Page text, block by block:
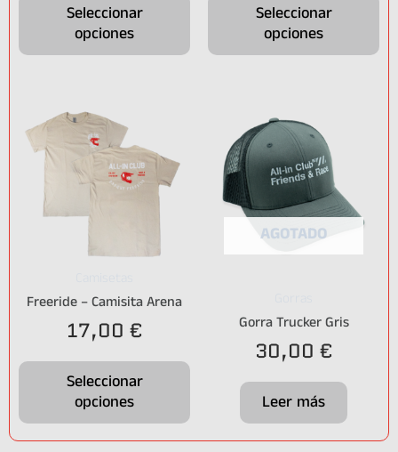
Seleccionar
opciones
Seleccionar
opciones
Freeride – Camisita Arena
17,00 €
Seleccionar
opciones
AGOTADO
Gorra Trucker Gris
30,00 €
Leer más